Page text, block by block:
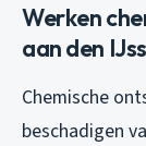
Werken
aan den
Chemische
beschadigen